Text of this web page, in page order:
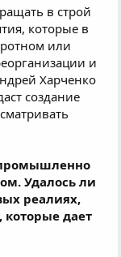
в строй
которые в
или
и
Харченко
создание
Удалось ли
реалиях,
дает